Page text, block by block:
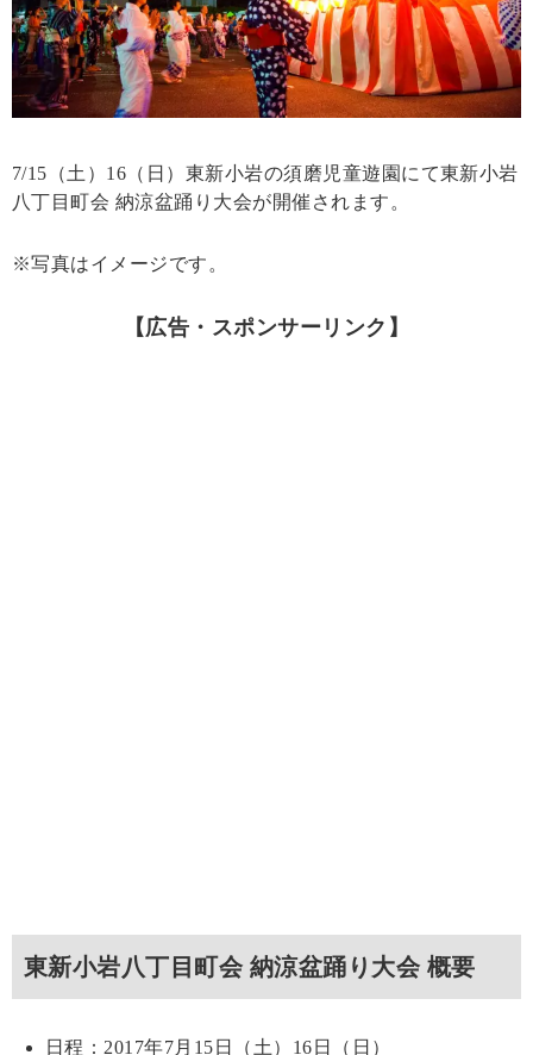
7/15（土）16（日）東新小岩の須磨児童遊園にて東新小岩
八丁目町会 納涼盆踊り大会が開催されます。
※写真はイメージです。
【広告・スポンサーリンク】
東新小岩八丁目町会 納涼盆踊り大会 概要
日程：2017年7月15日（土）16日（日）